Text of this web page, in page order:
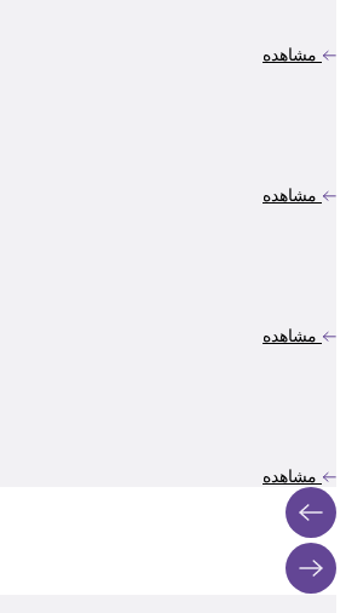
مشاهده
مشاهده
مشاهده
مشاهده